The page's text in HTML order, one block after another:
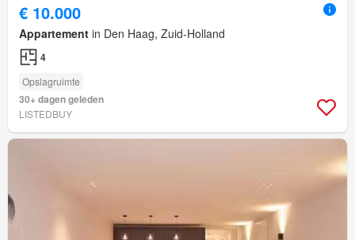
€ 10.000
Appartement in Den Haag, Zuid-Holland
4
Opslagruimte
30+ dagen geleden
LISTEDBUY